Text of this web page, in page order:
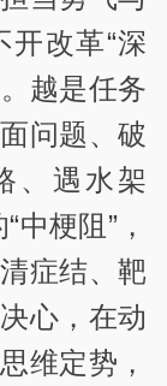
开改革“深
越是任务
问题、破
、遇水架
中梗阻”，
症结、靶
心，在动
维定势，